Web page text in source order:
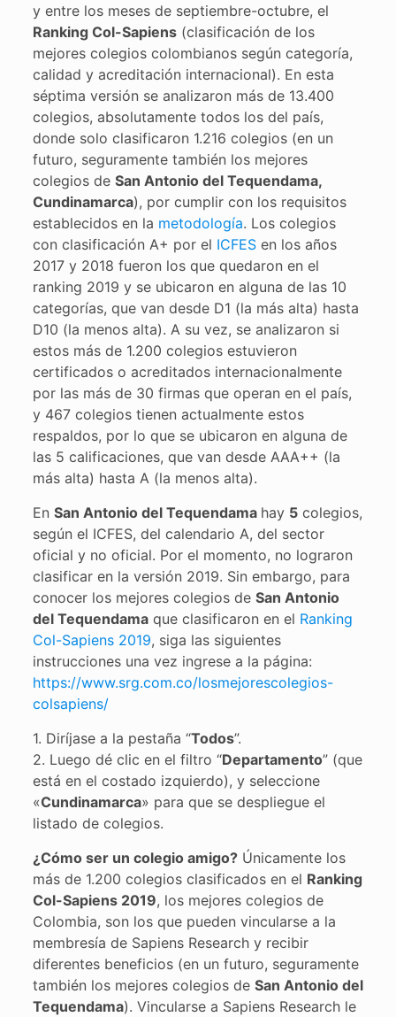
y entre los meses de septiembre-octubre, el
Ranking Col-Sapiens(clasificación de los
mejores colegios colombianos según categoría,
calidad y acreditación internacional). En esta
séptima versión se analizaron más de 13.400
colegios, absolutamente todos los del país,
donde solo clasificaron 1.216 colegios (en un
futuro, seguramente también los mejores
colegios de San Antonio del Tequendama,
Cundinamarca), por cumplir con los requisitos
establecidos en la metodología. Los colegios
con clasificación A+ por el ICFESen los años
2017 y 2018 fueron los que quedaron en el
ranking 2019 y se ubicaron en alguna de las 10
categorías, que van desde D1 (la más alta) hasta
D10 (la menos alta). A su vez, se analizaron si
estos más de 1.200 colegios estuvieron
certificados o acreditados internacionalmente
por las más de 30 firmas que operan en el país,
y 467 colegios tienen actualmente estos
respaldos, por lo que se ubicaron en alguna de
las 5 calificaciones, que van desde AAA++ (la
más alta) hasta A (la menos alta).
En San Antonio del Tequendama hay 5colegios,
según el ICFES, del calendario A, del sector
oficial y no oficial. Por el momento, no lograron
clasificar en la versión 2019. Sin embargo, para
conocer los mejores colegios de San Antonio
del Tequendamaque clasificaron en el Ranking
Col-Sapiens 2019, siga las siguientes
instrucciones una vez ingrese a la página:
https://www.srg.com.co/losmejorescolegios-
colsapiens/
1. Diríjase a la pestaña “Todos”.
2. Luego dé clic en el filtro “Departamento” (que
está en el costado izquierdo), y seleccione
«Cundinamarca» para que se despliegue el
listado de colegios.
¿Cómo ser un colegio amigo?Únicamente los
más de 1.200 colegios clasificados en el Ranking
Col-Sapiens 2019, los mejores colegios de
Colombia, son los que pueden vincularse a la
membresía de Sapiens Research y recibir
diferentes beneficios (en un futuro, seguramente
también los mejores colegios de San Antonio del
Tequendama). Vincularse a Sapiens Research le